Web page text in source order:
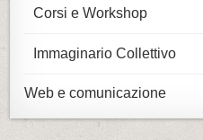
Corsi e Workshop
Immaginario Collettivo
Web e comunicazione